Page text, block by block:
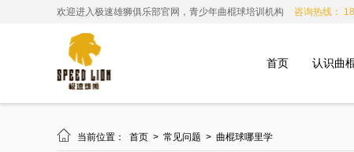
欢迎进入极速雄狮俱乐部官网，青少年曲棍球培训机构 咨询热线：
首页 认识曲
 当前位置： 首页 > 常见问题 > 曲棍球哪里学